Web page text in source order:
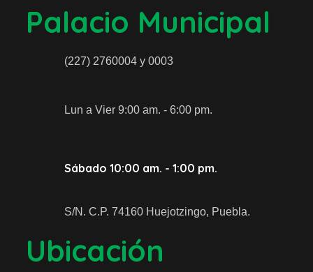
Palacio Municipal
(227) 2760004 y 0003
Lun a Vier 9:00 am. - 6:00 pm.
Sábado 10:00 am. - 1:00 pm.
S/N. C.P. 74160 Huejotzingo, Puebla.
Ubicación